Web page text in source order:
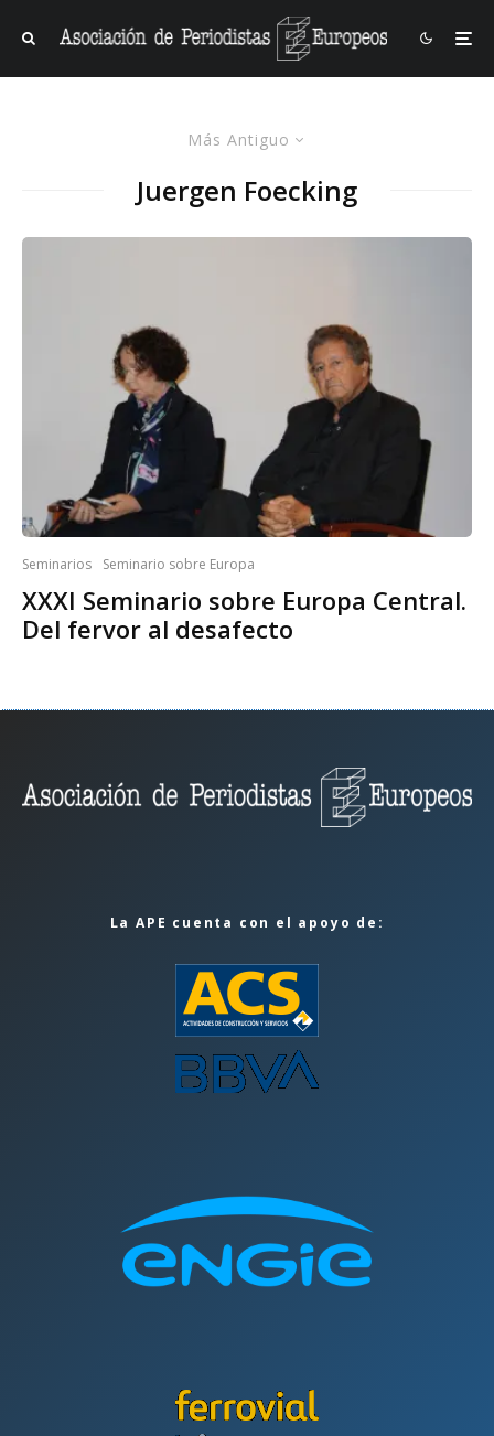
Más Antiguo
Juergen Foecking
Seminarios Seminario sobre Europa
XXXI Seminario sobre Europa Central.
Del fervor al desafecto
La APE cuenta con el apoyo de: